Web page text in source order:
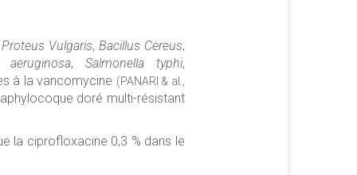
Proteus Vulgaris, Bacillus Cereus,
aeruginosa, Salmonella typhi,
à la vancomycine (PANARI & al.,
doré multi-résistant
la ciprofloxacine 0,3 % dans le